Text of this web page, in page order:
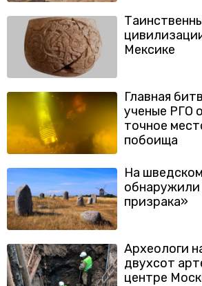
Мексике
Главная
ученые РГО
точное
побоища
На
призрака»
Археологи
двухсот
центре